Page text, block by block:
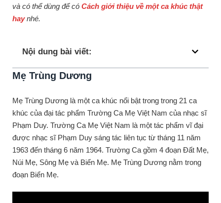
và có thể dùng để có Cách giới thiệu về một ca khúc thật
haynhé.
Nội dung bài viết:
Mẹ Trùng Dương
Mẹ Trùng Dương là một ca khúc nổi bật trong trong 21 ca
khúc của đại tác phẩm Trường Ca Mẹ Việt Nam của nhạc sĩ
Phạm Duy. Trường Ca Mẹ Việt Nam là một tác phẩm vĩ đại
được nhạc sĩ Phạm Duy sáng tác liên tục từ tháng 11 năm
1963 đến tháng 6 năm 1964. Trường Ca gồm 4 đoạn Đất Mẹ,
Núi Mẹ, Sông Mẹ và Biển Mẹ. Mẹ Trùng Dương nằm trong
đoạn Biển Mẹ.